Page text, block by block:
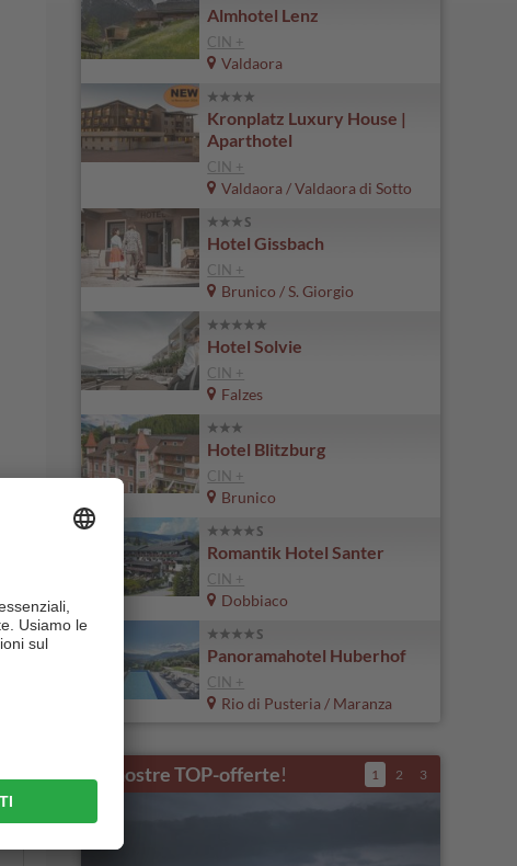
Almhotel Lenz
CIN +
Valdaora
Kronplatz Luxury House |
Aparthotel
CIN +
Valdaora / Valdaora di Sotto
Hotel Gissbach
CIN +
Brunico / S. Giorgio
Hotel Solvie
CIN +
Falzes
Hotel Blitzburg
CIN +
Brunico
Romantik Hotel Santer
CIN +
Dobbiaco
Panoramahotel Huberhof
CIN +
Rio di Pusteria / Maranza
Le nostre TOP-offerte! 1 2 3